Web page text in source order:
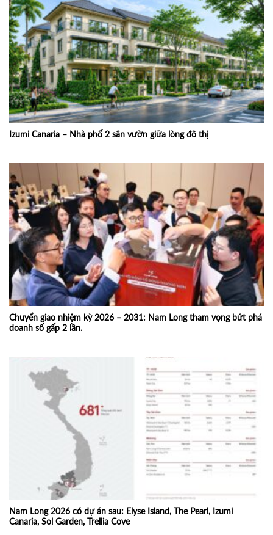
Izumi Canaria – Nhà phố 2 sân vườn giữa lòng đô thị
Chuyển giao nhiệm kỳ 2026 – 2031: Nam Long tham vọng bứt phá
doanh số gấp 2 lần.
Nam Long 2026 có dự án sau: Elyse Island, The Pearl, Izumi
Canaria, Sol Garden, Trellia Cove